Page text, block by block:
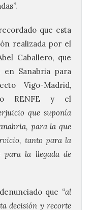
que esta
realizada por el
Caballero, que
Sanabria para
Vigo-Madrid,
RENFE y el
que suponía
para la que
tanto para la
para la llegada de
que “al
decisión y recorte